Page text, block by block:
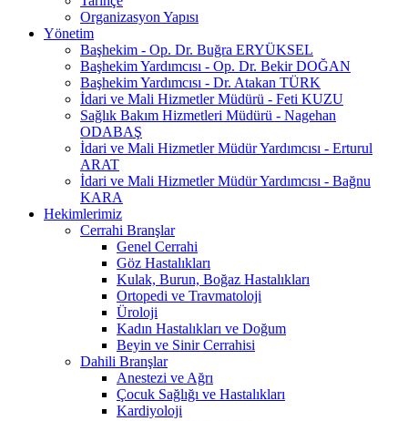
Organizasyon Yapısı
Yönetim
Başhekim - Op. Dr. Buğra ERYÜKSEL
Başhekim Yardımcısı - Op. Dr. Bekir DOĞAN
Başhekim Yardımcısı - Dr. Atakan TÜRK
İdari ve Mali Hizmetler Müdürü - Feti KUZU
Sağlık Bakım Hizmetleri Müdürü - Nagehan
ODABAŞ
İdari ve Mali Hizmetler Müdür Yardımcısı - Erturul
ARAT
İdari ve Mali Hizmetler Müdür Yardımcısı - Bağnu
KARA
Hekimlerimiz
Cerrahi Branşlar
Genel Cerrahi
Göz Hastalıkları
Kulak, Burun, Boğaz Hastalıkları
Ortopedi ve Travmatoloji
Üroloji
Kadın Hastalıkları ve Doğum
Beyin ve Sinir Cerrahisi
Dahili Branşlar
Anestezi ve Ağrı
Çocuk Sağlığı ve Hastalıkları
Kardiyoloji